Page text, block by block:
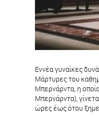
Εννέα γυναίκες
Μάρτυρες του
Μπερνάρντα, η
Μπερνάρντα),
ώρες έως ότου